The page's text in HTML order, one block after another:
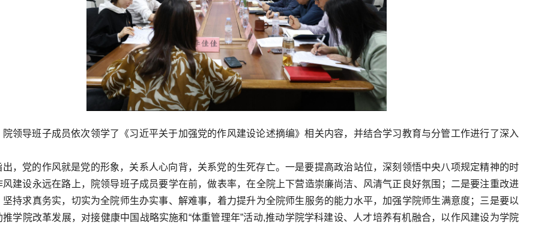
院领导班子成员依次领学了《习近平关于加强党的作风建设论述摘编》相关内容，并结合学习教育与分管工作进行了深入
出，党的作风就是党的形象，关系人心向背，关系党的生死存亡。一是要提高政治站位，深刻领悟中央八项规定精神的时
风建设永远在路上，院领导班子成员要学在前，做表率，在全院上下营造崇廉尚洁、风清气正良好氛围；二是要注重改进
坚持求真务实，切实为全院师生办实事、解难事，着力提升为全院师生服务的能力水平，加强学院师生满意度；三是要以
推学院改革发展，对接健康中国战略实施和“体重管理年”活动,推动学院学科建设、人才培养有机融合，以作风建设为学院